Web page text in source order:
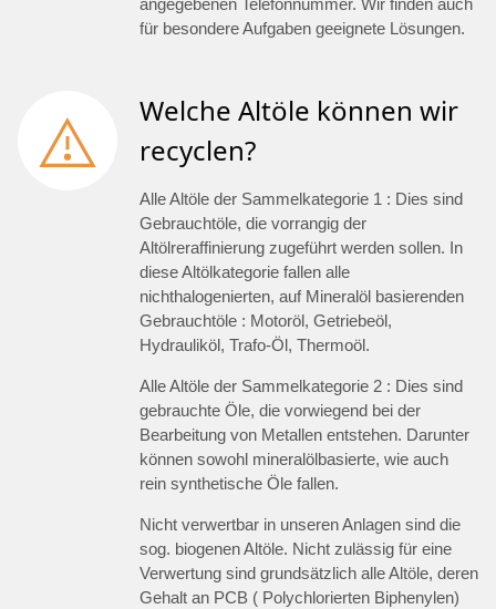
angegebenen Telefonnummer. Wir finden auch
für besondere Aufgaben geeignete Lösungen.
Welche Altöle können wir
recyclen?
Alle Altöle der Sammelkategorie 1 : Dies sind
Gebrauchtöle, die vorrangig der
Altölreraffinierung zugeführt werden sollen. In
diese Altölkategorie fallen alle
nichthalogenierten, auf Mineralöl basierenden
Gebrauchtöle : Motoröl, Getriebeöl,
Hydrauliköl, Trafo-Öl, Thermoöl.
Alle Altöle der Sammelkategorie 2 : Dies sind
gebrauchte Öle, die vorwiegend bei der
Bearbeitung von Metallen entstehen. Darunter
können sowohl mineralölbasierte, wie auch
rein synthetische Öle fallen.
Nicht verwertbar in unseren Anlagen sind die
sog. biogenen Altöle. Nicht zulässig für eine
Verwertung sind grundsätzlich alle Altöle, deren
Gehalt an PCB ( Polychlorierten Biphenylen)